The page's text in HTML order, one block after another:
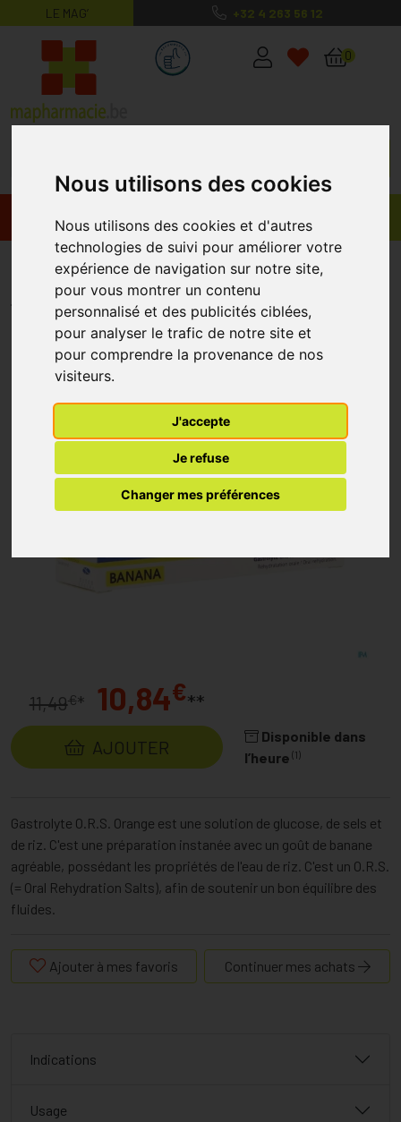
Nous utilisons des cookies
Nous utilisons des cookies et d'autres
technologies de suivi pour améliorer votre
expérience de navigation sur notre site,
pour vous montrer un contenu
personnalisé et des publicités ciblées,
pour analyser le trafic de notre site et
pour comprendre la provenance de nos
visiteurs.
J'accepte
Je refuse
Changer mes préférences
LE MAG’ +32 4 263 56 12
MaPharmacie.be ma santé, mes
0
Promos Produits
Gastrolyte Ors Banana + Rice
GASTROLYTE
11,49€* 10,84€**
AJOUTER
Disponible dans
l’heure (1)
Gastrolyte O.R.S. Orange est une solution de glucose, de sels et
de riz. C'est une préparation instanée avec un goût de banane
agréable, possédant les propriétés de l'eau de riz. C'est un O.R.S.
(= Oral Rehydration Salts), afin de soutenir un bon équilibre des
fluides.
Ajouter à mes favoris Continuer mes achats
Indications
Usage